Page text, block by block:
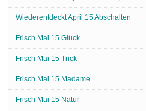
Wiederentdeckt April 15 Abschalten
Frisch Mai 15 Glück
Frisch Mai 15 Trick
Frisch Mai 15 Madame
Frisch Mai 15 Natur